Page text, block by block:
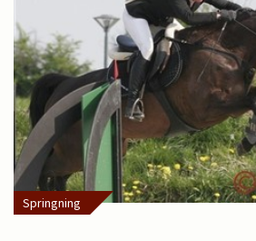
Springning